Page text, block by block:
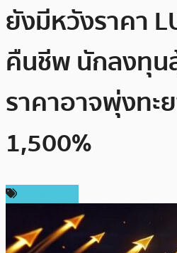
ยังมีหวังราคา
คืนชีพ นักลงทุน
ราคาอาจพุ่งทะ
1,500%